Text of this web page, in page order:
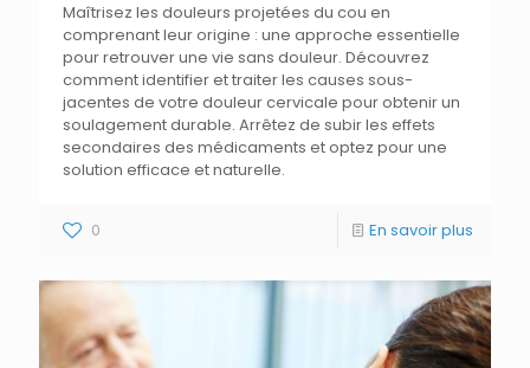
Maîtrisez les douleurs projetées du cou en
comprenant leur origine : une approche essentielle
pour retrouver une vie sans douleur. Découvrez
comment identifier et traiter les causes sous-
jacentes de votre douleur cervicale pour obtenir un
soulagement durable. Arrêtez de subir les effets
secondaires des médicaments et optez pour une
solution efficace et naturelle.
0 En savoir plus